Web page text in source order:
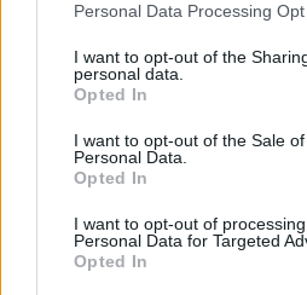
Personal Data Processing
I want to opt-out of the
personal data.
Opted In
I want to opt-out of the Sale
Personal Data.
Opted In
I want to opt-out of
Personal Data for Targeted
Opted In
• 2 ΠΕ Πολιτικών Μηχανικών
Γενική Γραμματεία Αιγαίου
Πολιτικής
• 1 ΠΕ Οικονομικού
• 1 ΠΕ Μηχανολόγων
Ανάπτυξης